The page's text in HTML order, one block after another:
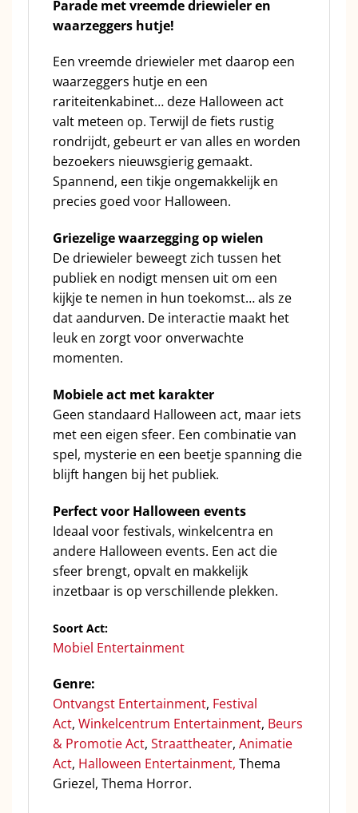
Parade met vreemde driewieler en
waarzeggers hutje!
Een vreemde driewieler met daarop een
waarzeggers hutje en een
rariteitenkabinet… deze Halloween act
valt meteen op. Terwijl de fiets rustig
rondrijdt, gebeurt er van alles en worden
bezoekers nieuwsgierig gemaakt.
Spannend, een tikje ongemakkelijk en
precies goed voor Halloween.
Griezelige waarzegging op wielen
De driewieler beweegt zich tussen het
publiek en nodigt mensen uit om een
kijkje te nemen in hun toekomst… als ze
dat aandurven. De interactie maakt het
leuk en zorgt voor onverwachte
momenten.
Mobiele act met karakter
Geen standaard Halloween act, maar iets
met een eigen sfeer. Een combinatie van
spel, mysterie en een beetje spanning die
blijft hangen bij het publiek.
Perfect voor Halloween events
Ideaal voor festivals, winkelcentra en
andere Halloween events. Een act die
sfeer brengt, opvalt en makkelijk
inzetbaar is op verschillende plekken.
Soort Act:
Mobiel Entertainment
Genre:
Ontvangst Entertainment, Festival
Act, Winkelcentrum Entertainment, Beurs
& Promotie Act, Straattheater, Animatie
Act, Halloween Entertainment, Thema
Griezel, Thema Horror.